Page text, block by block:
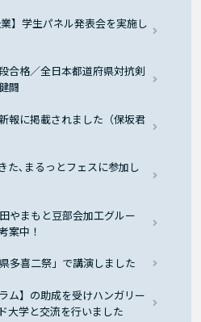
】学生パネル発表会を実施し
合格／全日本都道府県対抗剣
闘
報に掲載されました（保坂君
た､まるっとフェスに参加し
やまもと豆部会加工グルー
案中！
多喜二祭」で講演しました
ム】の助成を受けハンガリー
大学と交流を行いました